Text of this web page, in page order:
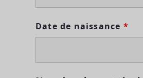
Date de naissance *